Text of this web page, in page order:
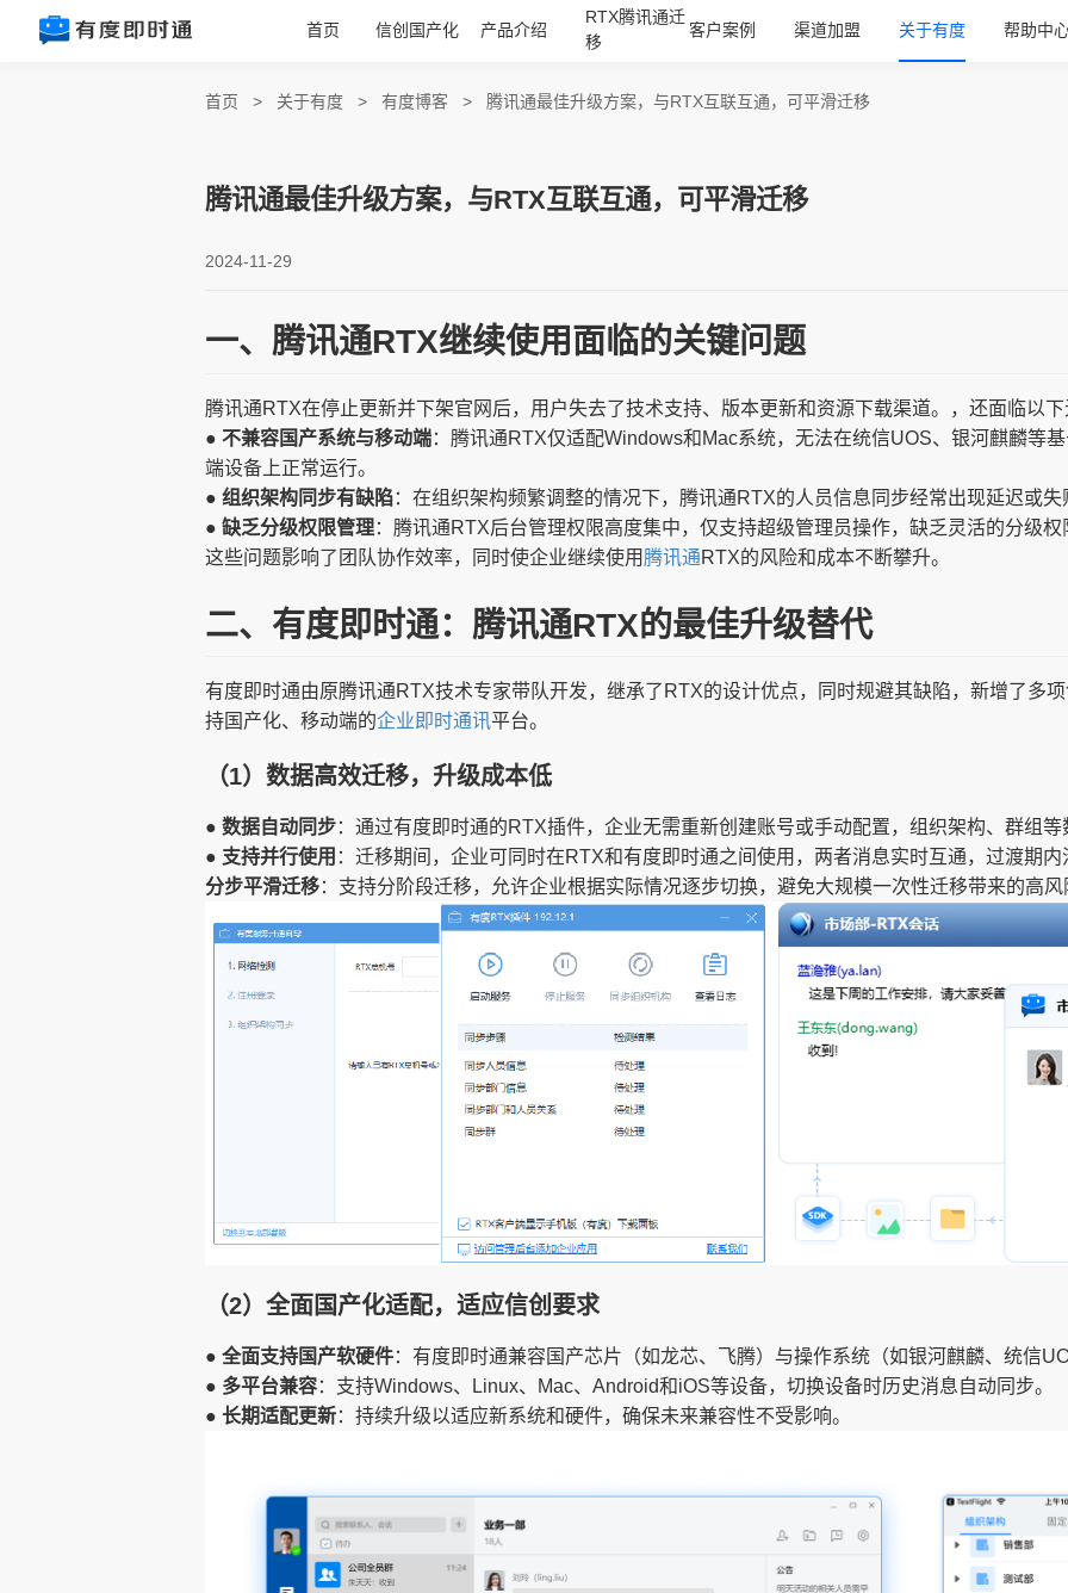
首页 信创国产化 产品介绍
RTX腾讯通迁
移
客户案例 渠道加盟 关于有度 帮助中
首页 > 关于有度 > 有度博客 > 腾讯通最佳升级方案，与RTX互联互通，可平滑迁移
腾讯通最佳升级方案，与RTX互联互通，可平滑迁移
2024-11-29
一、腾讯通RTX继续使用面临的关键问题
腾讯通RTX在停止更新并下架官网后，用户失去了技术支持、版本更新和资源下载渠道。，还面临以
● 不兼容国产系统与移动端：腾讯通RTX仅适配Windows和Mac系统，无法在统信UOS、银河麒麟等
端设备上正常运行。
● 组织架构同步有缺陷：在组织架构频繁调整的情况下，腾讯通RTX的人员信息同步经常出现延迟或失
● 缺乏分级权限管理：腾讯通RTX后台管理权限高度集中，仅支持超级管理员操作，缺乏灵活的分级
这些问题影响了团队协作效率，同时使企业继续使用 腾讯通RTX的风险和成本不断攀升。
二、有度即时通：腾讯通RTX的最佳升级替代
有度即时通由原腾讯通RTX技术专家带队开发，继承了RTX的设计优点，同时规避其缺陷，新增了多
持国产化、移动端的企业即时通讯平台。
（1）数据高效迁移，升级成本低
● 数据自动同步：通过有度即时通的RTX插件，企业无需重新创建账号或手动配置，组织架构、群组
● 支持并行使用 ：迁移期间，企业可同时在RTX和有度即时通之间使用，两者消息实时互通，过渡期
分步平滑迁移：支持分阶段迁移，允许企业根据实际情况逐步切换，避免大规模一次性迁移带来的高风
（2）全面国产化适配，适应信创要求
● 全面支持国产软硬件：有度即时通兼容国产芯片（如龙芯、飞腾）与操作系统（如银河麒麟、统信
● 多平台兼容：支持Windows、Linux、Mac、Android和iOS等设备，切换设备时历史消息自动同步。
● 长期适配更新：持续升级以适应新系统和硬件，确保未来兼容性不受影响。